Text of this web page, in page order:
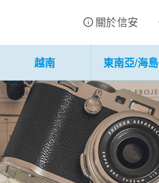
關於信安
越南 東南亞/海島